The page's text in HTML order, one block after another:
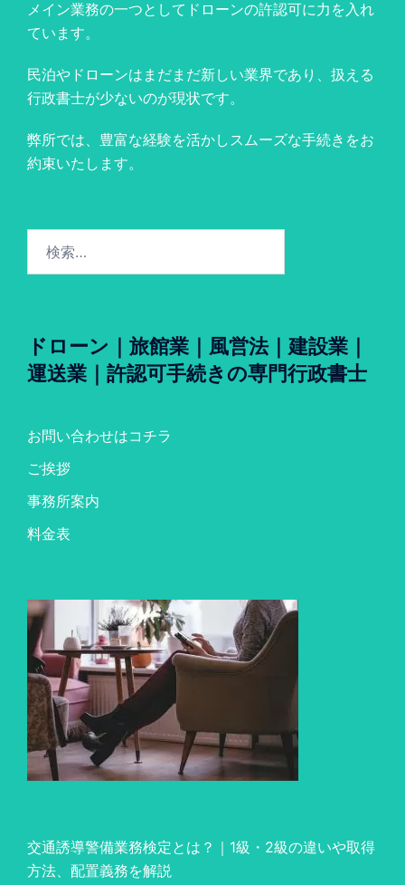
メイン業務の一つとしてドローンの許認可に力を入れ
ています。
民泊やドローンはまだまだ新しい業界であり、扱える
行政書士が少ないのが現状です。
弊所では、豊富な経験を活かしスムーズな手続きをお
約束いたします。
ドローン｜旅館業｜風営法｜建設業｜
運送業｜許認可手続きの専門行政書士
お問い合わせはコチラ
ご挨拶
事務所案内
料金表
交通誘導警備業務検定とは？｜1級・2級の違いや取得
方法、配置義務を解説